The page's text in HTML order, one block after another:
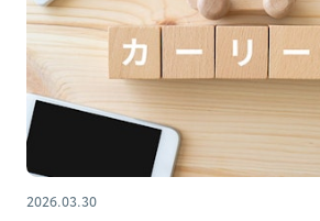
2026.03.30